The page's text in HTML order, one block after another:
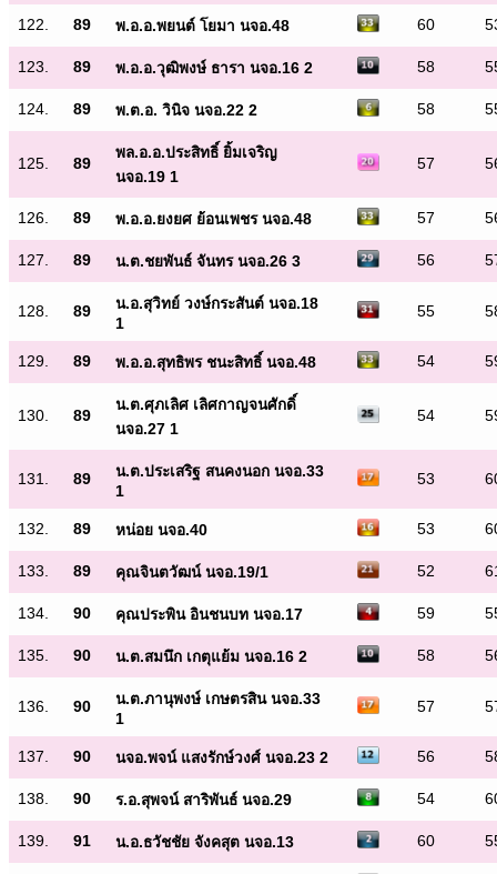
122. 89 พ.อ.อ.พยนต์ โยมา นจอ.48 60
123. 89 พ.อ.อ.วุฒิพงษ์ ธารา นจอ.16 2 58
124. 89 พ.ต.อ. วินิจ นจอ.22 2 58
125. 89
พล.อ.อ.ประสิทธิ์ ยิ้มเจริญ
นจอ.19 1
57
126. 89 พ.อ.อ.ยงยศ ย้อนเพชร นจอ.48 57
127. 89 น.ต.ชยพันธ์ จันทร นจอ.26 3 56
128. 89
น.อ.สุวิทย์ วงษ์กระสันต์ นจอ.18
1
55
129. 89 พ.อ.อ.สุทธิพร ชนะสิทธิ์ นจอ.48 54
130. 89
น.ต.ศุภเลิศ เลิศกาญจนศักดิ์
นจอ.27 1
54
131. 89
น.ต.ประเสริฐ สนคงนอก นจอ.33
1
53
132. 89 หน่อย นจอ.40 53
133. 89 คุณจินตวัฒน์ นจอ.19/1 52
134. 90 คุณประพิน อินชนบท นจอ.17 59
135. 90 น.ต.สมนึก เกตุแย้ม นจอ.16 2 58
136. 90
น.ต.ภานุพงษ์ เกษตรสิน นจอ.33
1
57
137. 90 นจอ.พจน์ แสงรักษ์วงศ์ นจอ.23 2 56
138. 90 ร.อ.สุพจน์ สาริพันธ์ นจอ.29 54
139. 91 น.อ.ธวัชชัย จังคสุต นจอ.13 60